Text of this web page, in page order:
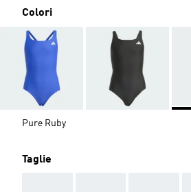
Colori
Pure Ruby
Taglie